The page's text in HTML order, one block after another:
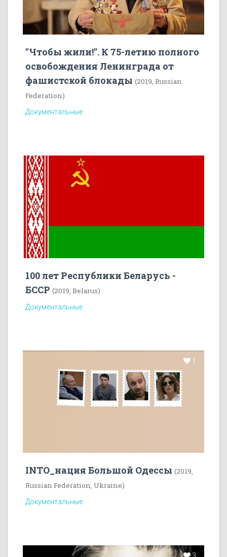
"Чтобы жили!". К 75-летию полного
освобождения Ленинграда от
фашистской блокады (2019, Russian
Federation)
Документальные
100 лет Республики Беларусь -
БССР (2019, Belarus)
Документальные
1
INTO_нация Большой Одессы (2019,
Russian Federation, Ukraine)
Документальные